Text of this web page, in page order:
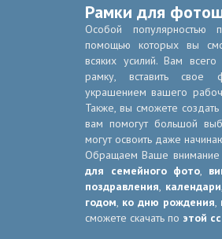
Рамки для
Особой популярностью
помощью которых вы
всяких усилий. Вам
рамку, вставить свое
украшением вашего
Также, вы сможете
вам помогут большой
могут освоить даже
Обращаем Ваше
для семейного фото,
поздравления, календари
годом, ко дню рождения,
сможете скачать по этой